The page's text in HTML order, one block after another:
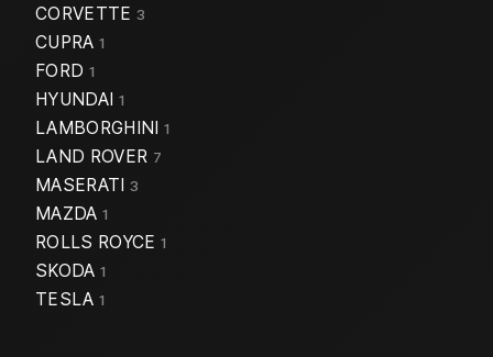
CORVETTE 3
CUPRA 1
FORD 1
HYUNDAI 1
LAMBORGHINI 1
LAND ROVER 7
MASERATI 3
MAZDA 1
ROLLS ROYCE 1
SKODA 1
TESLA 1